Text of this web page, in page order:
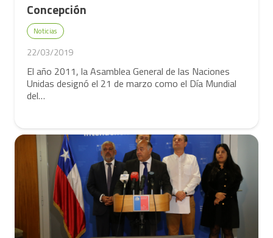
Concepción
Noticias
22/03/2019
El año 2011, la Asamblea General de las Naciones
Unidas designó el 21 de marzo como el Día Mundial
del…